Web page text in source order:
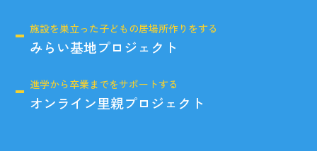
施設を巣立った子どもの居場所作りをする
みらい基地プロジェクト
進学から卒業までをサポートする
オンライン里親プロジェクト